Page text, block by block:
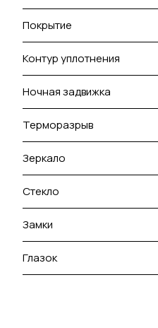
Покрытие
Контур уплотнения
Ночная задвижка
Терморазрыв
Зеркало
Стекло
Замки
Глазок